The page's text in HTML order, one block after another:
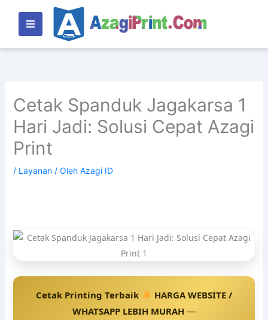
konten
Cetak Spanduk Jagakarsa 1
Hari Jadi: Solusi Cepat Azagi
Print
/ Layanan/ Oleh Azagi ID
Cetak Printing Terbaik
HARGA WEBSITE /
WHATSAPP LEBIH MURAH —